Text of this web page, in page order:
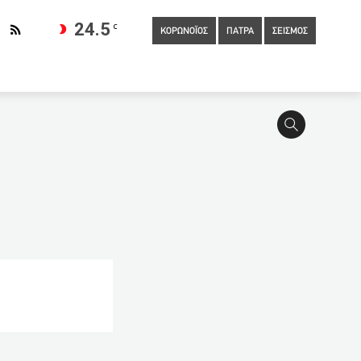
24.5 C
ΚΟΡΩΝΟΪΟΣ ΠΑΤΡΑ ΣΕΙΣΜΟΣ
Σκυλακάκης: Αν έρθει 4ο κύμα, θα είναι πολύ
Ενθαρρυντικά τα πρώτα